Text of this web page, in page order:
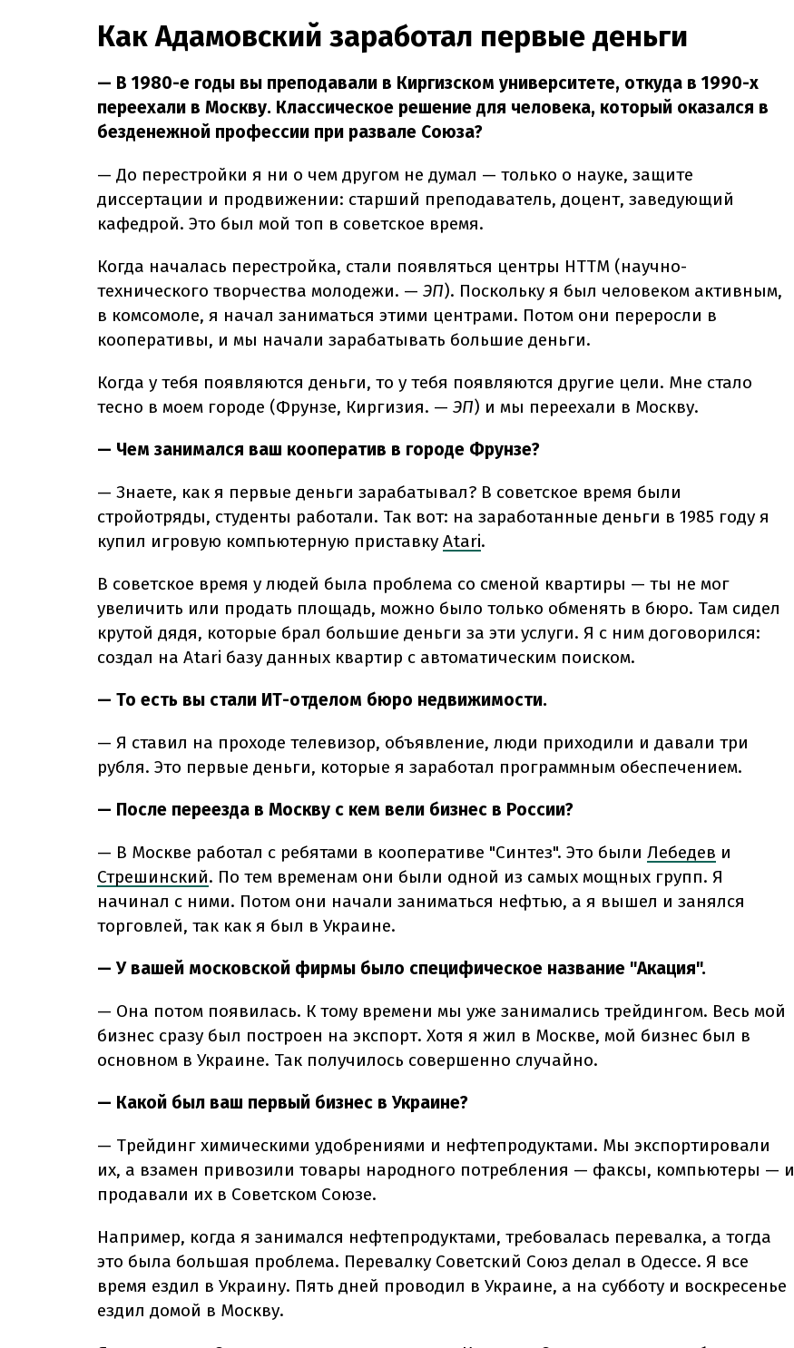
Как Адамовский заработал первые деньги
— В 1980-е годы вы преподавали в Киргизском университете, откуда в 1990-х
переехали в Москву. Классическое решение для человека, который оказался в
безденежной профессии при развале Союза?
— До перестройки я ни о чем другом не думал — только о науке, защите
диссертации и продвижении: старший преподаватель, доцент, заведующий
кафедрой. Это был мой топ в советское время.
Когда началась перестройка, стали появляться центры НТТМ (научно-
технического творчества молодежи. — ЭП). Поскольку я был человеком активным,
в комсомоле, я начал заниматься этими центрами. Потом они переросли в
кооперативы, и мы начали зарабатывать большие деньги.
Когда у тебя появляются деньги, то у тебя появляются другие цели. Мне стало
тесно в моем городе (Фрунзе, Киргизия. — ЭП) и мы переехали в Москву.
— Чем занимался ваш кооператив в городе Фрунзе?
— Знаете, как я первые деньги зарабатывал? В советское время были
стройотряды, студенты работали. Так вот: на заработанные деньги в 1985 году я
купил игровую компьютерную приставку Atari.
В советское время у людей была проблема со сменой квартиры — ты не мог
увеличить или продать площадь, можно было только обменять в бюро. Там сидел
крутой дядя, которые брал большие деньги за эти услуги. Я с ним договорился:
создал на Atari базу данных квартир с автоматическим поиском.
— То есть вы стали ИТ-отделом бюро недвижимости.
— Я ставил на проходе телевизор, объявление, люди приходили и давали три
рубля. Это первые деньги, которые я заработал программным обеспечением.
— После переезда в Москву с кем вели бизнес в России?
— В Москве работал с ребятами в кооперативе "Синтез". Это были Лебедев и
Стрешинский. По тем временам они были одной из самых мощных групп. Я
начинал с ними. Потом они начали заниматься нефтью, а я вышел и занялся
торговлей, так как я был в Украине.
— У вашей московской фирмы было специфическое название "Акация".
— Она потом появилась. К тому времени мы уже занимались трейдингом. Весь мой
бизнес сразу был построен на экспорт. Хотя я жил в Москве, мой бизнес был в
основном в Украине. Так получилось совершенно случайно.
— Какой был ваш первый бизнес в Украине?
— Трейдинг химическими удобрениями и нефтепродуктами. Мы экспортировали
их, а взамен привозили товары народного потребления — факсы, компьютеры — и
продавали их в Советском Союзе.
Например, когда я занимался нефтепродуктами, требовалась перевалка, а тогда
это была большая проблема. Перевалку Советский Союз делал в Одессе. Я все
время ездил в Украину. Пять дней проводил в Украине, а на субботу и воскресенье
ездил домой в Москву.